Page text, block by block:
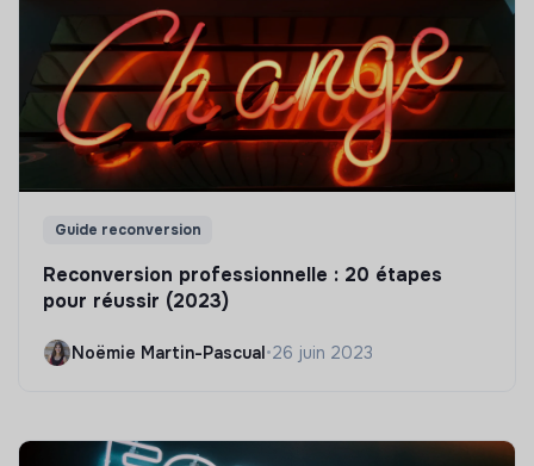
Guide reconversion
Reconversion professionnelle : 20 étapes
pour réussir (2023)
Noëmie Martin-Pascual•26 juin 2023